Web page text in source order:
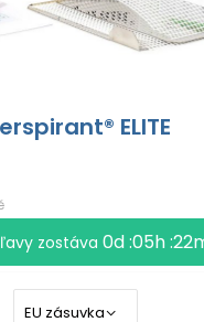
ELITE
zostáva 0d :05h